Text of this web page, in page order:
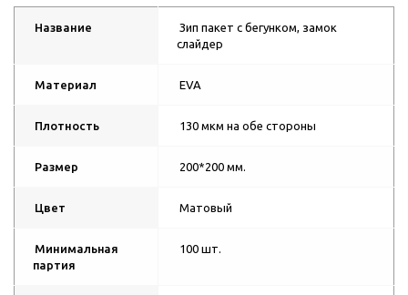
Название
Зип пакет с бегунком, замок
слайдер
Материал EVA
Плотность 130 мкм на обе стороны
Размер 200*200 мм.
Цвет Матовый
Минимальная
партия
100 шт.